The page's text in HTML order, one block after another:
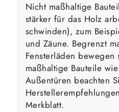
Nicht maßhaltige
stärker für das Holz
schwinden), zum
und Zäune. Begrenzt
Fensterläden
maßhaltige Bauteile
Außentüren beachten
Merkblatt.